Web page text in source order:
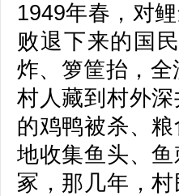
1949年春，对
败退下来的国
炸、箩筐抬，全
村人藏到村外
的鸡鸭被杀、
地收集鱼头、
冢，那几年，